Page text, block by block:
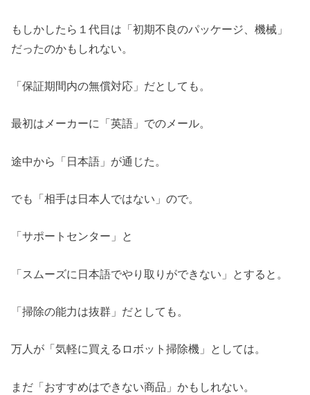
もしかしたら１代目は「初期不良のパッケージ、機械」
だったのかもしれない。
「保証期間内の無償対応」だとしても。
最初はメーカーに「英語」でのメール。
途中から「日本語」が通じた。
でも「相手は日本人ではない」ので。
「サポートセンター」と
「スムーズに日本語でやり取りができない」とすると。
「掃除の能力は抜群」だとしても。
万人が「気軽に買えるロボット掃除機」としては。
まだ「おすすめはできない商品」かもしれない。